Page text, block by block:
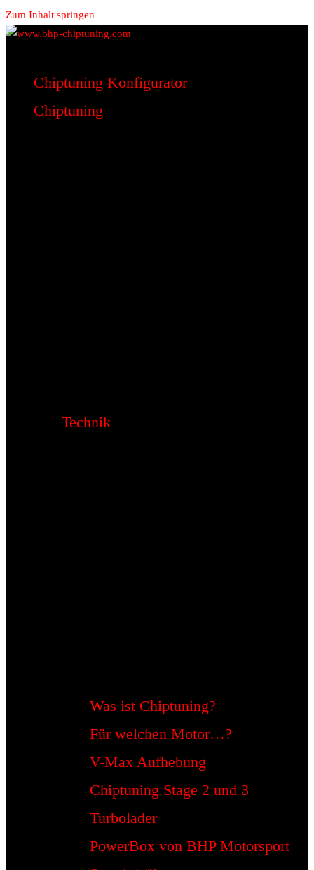
Zum Inhalt springen
www.bhp-chiptuning.com
BHP Motorsport
Chiptuning Konfigurator
Chiptuning
Technik
Was ist Chiptuning?
Für welchen Motor…?
V-Max Aufhebung
Chiptuning Stage 2 und 3
Turbolader
PowerBox von BHP Motorsport